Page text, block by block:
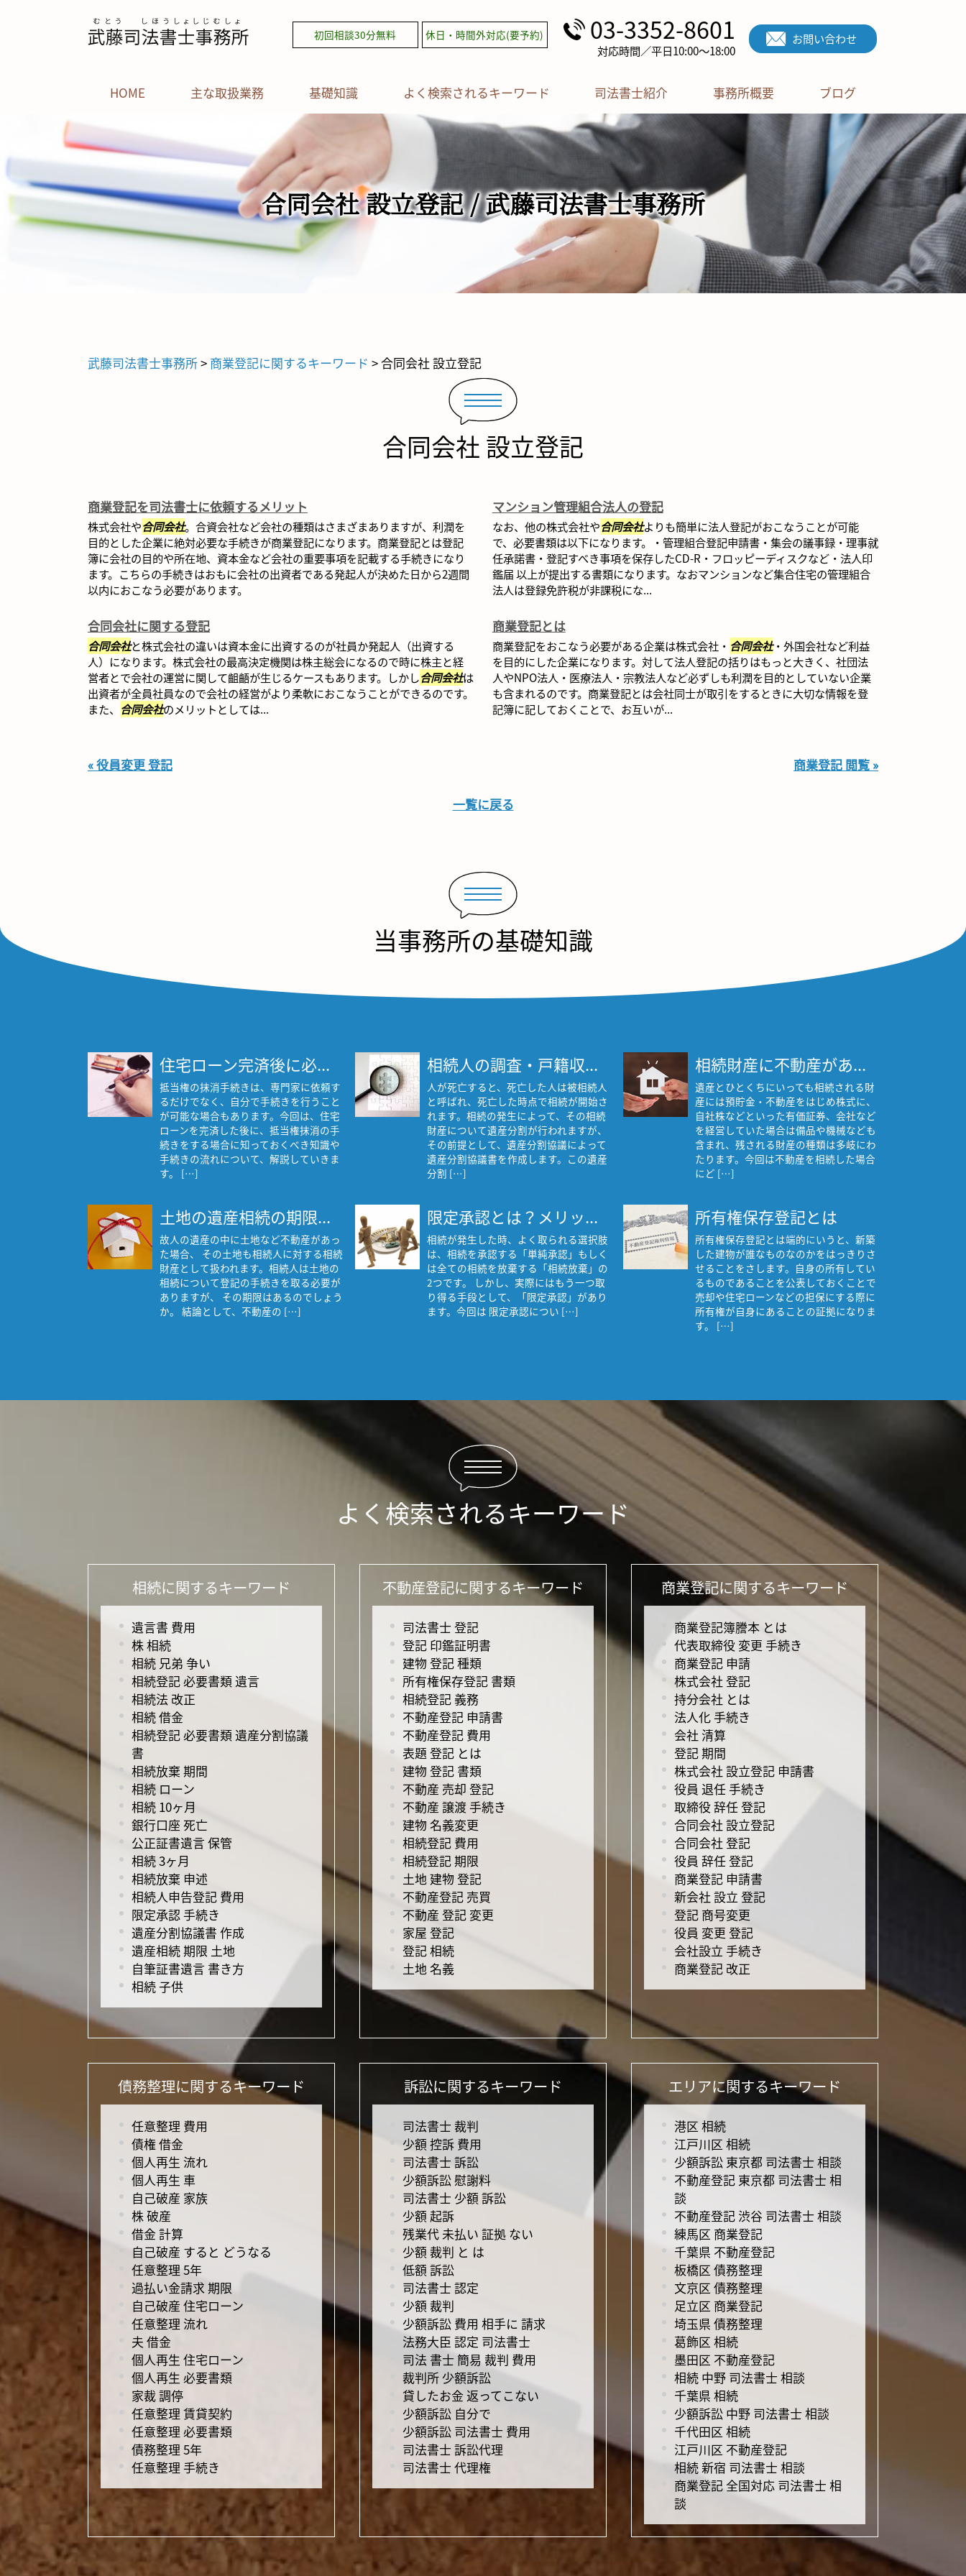
合同会社 設立登記 / 武藤司法書士事務所
初回相談30分無料 休日・時間外対応(要予約) 03-3352-8601
対応時間／平日10:00～18:00
お問い合わせ
HOME 主な取扱業務 基礎知識 よく検索されるキーワード 司法書士紹介 事務所概要 ブログ
武藤司法書士事務所> 商業登記に関するキーワード >合同会社 設立登記
合同会社 設立登記
商業登記を司法書士に依頼するメリット
株式会社や合同会社。合資会社など会社の種類はさまざまありますが、利潤を
目的とした企業に絶対必要な手続きが商業登記になります。商業登記とは登記
簿に会社の目的や所在地、資本金など会社の重要事項を記載する手続きになり
ます。こちらの手続きはおもに会社の出資者である発起人が決めた日から2週間
以内におこなう必要があります。
マンション管理組合法人の登記
なお、他の株式会社や合同会社よりも簡単に法人登記がおこなうことが可能
で、必要書類は以下になります。・管理組合登記申請書・集会の議事録・理事就
任承諾書・登記すべき事項を保存したCD-R・フロッピーディスクなど・法人印
鑑届 以上が提出する書類になります。なおマンションなど集合住宅の管理組合
法人は登録免許税が非課税にな...
合同会社に関する登記
合同会社と株式会社の違いは資本金に出資するのが社員か発起人（出資する
人）になります。株式会社の最高決定機関は株主総会になるので時に株主と経
営者とで会社の運営に関して齟齬が生じるケースもあります。しかし合同会社は
出資者が全員社員なので会社の経営がより柔軟におこなうことができるのです。
また、 合同会社のメリットとしては...
商業登記とは
商業登記をおこなう必要がある企業は株式会社・ 合同会社・外国会社など利益
を目的にした企業になります。対して法人登記の括りはもっと大きく、社団法
人やNPO法人・医療法人・宗教法人など必ずしも利潤を目的としていない企業
も含まれるのです。商業登記とは会社同士が取引をするときに大切な情報を登
記簿に記しておくことで、お互いが...
« 役員変更 登記 商業登記 閲覧 »
一覧に戻る
当事務所の基礎知識
住宅ローン完済後に必...
抵当権の抹消手続きは、専門家に依頼す
るだけでなく、自分で手続きを行うこと
が可能な場合もあります。今回は、住宅
ローンを完済した後に、抵当権抹消の手
続きをする場合に知っておくべき知識や
手続きの流れについて、解説していきま
す。 […]
相続人の調査・戸籍収...
人が死亡すると、死亡した人は被相続人
と呼ばれ、死亡した時点で相続が開始さ
れます。相続の発生によって、その相続
財産について遺産分割が行われますが、
その前提として、遺産分割協議によって
遺産分割協議書を作成します。この遺産
分割 […]
相続財産に不動産があ...
遺産とひとくちにいっても相続される財
産には預貯金・不動産をはじめ株式に、
自社株などといった有価証券、会社など
を経営していた場合は備品や機械なども
含まれ、残される財産の種類は多岐にわ
たります。今回は不動産を相続した場合
にど […]
土地の遺産相続の期限...
故人の遺産の中に土地など不動産があっ
た場合、 その土地も相続人に対する相続
財産として扱われます。相続人は土地の
相続について登記の手続きを取る必要が
ありますが、 その期限はあるのでしょう
か。 結論として、不動産の […]
限定承認とは？メリッ...
相続が発生した時、よく取られる選択肢
は、相続を承認する「単純承認」もしく
は全ての相続を放棄する「相続放棄」の
2つです。 しかし、実際にはもう一つ取
り得る手段として、「限定承認」があり
ます。今回は 限定承認につい […]
所有権保存登記とは
所有権保存登記とは端的にいうと、新築
した建物が誰なものなのかをはっきりさ
せることをさします。自身の所有してい
るものであることを公表しておくことで
売却や住宅ローンなどの担保にする際に
所有権が自身にあることの証拠になりま
す。 […]
よく検索されるキーワード
相続に関するキーワード
遺言書 費用
株 相続
相続 兄弟 争い
相続登記 必要書類 遺言
相続法 改正
相続 借金
相続登記 必要書類 遺産分割協議
書
相続放棄 期間
相続 ローン
相続 10ヶ月
銀行口座 死亡
公正証書遺言 保管
相続 3ヶ月
相続放棄 申述
相続人申告登記 費用
限定承認 手続き
遺産分割協議書 作成
遺産相続 期限 土地
自筆証書遺言 書き方
相続 子供
不動産登記に関するキーワード
司法書士 登記
登記 印鑑証明書
建物 登記 種類
所有権保存登記 書類
相続登記 義務
不動産登記 申請書
不動産登記 費用
表題 登記 とは
建物 登記 書類
不動産 売却 登記
不動産 譲渡 手続き
建物 名義変更
相続登記 費用
相続登記 期限
土地 建物 登記
不動産登記 売買
不動産 登記 変更
家屋 登記
登記 相続
土地 名義
商業登記に関するキーワード
商業登記簿謄本 とは
代表取締役 変更 手続き
商業登記 申請
株式会社 登記
持分会社 とは
法人化 手続き
会社 清算
登記 期間
株式会社 設立登記 申請書
役員 退任 手続き
取締役 辞任 登記
合同会社 設立登記
合同会社 登記
役員 辞任 登記
商業登記 申請書
新会社 設立 登記
登記 商号変更
役員 変更 登記
会社設立 手続き
商業登記 改正
債務整理に関するキーワード
任意整理 費用
債権 借金
個人再生 流れ
個人再生 車
自己破産 家族
株 破産
借金 計算
自己破産 すると どうなる
任意整理 5年
過払い金請求 期限
自己破産 住宅ローン
任意整理 流れ
夫 借金
個人再生 住宅ローン
個人再生 必要書類
家裁 調停
任意整理 賃貸契約
任意整理 必要書類
債務整理 5年
任意整理 手続き
訴訟に関するキーワード
司法書士 裁判
少額 控訴 費用
司法書士 訴訟
少額訴訟 慰謝料
司法書士 少額 訴訟
少額 起訴
残業代 未払い 証拠 ない
少額 裁判 と は
低額 訴訟
司法書士 認定
少額 裁判
少額訴訟 費用 相手に 請求
法務大臣 認定 司法書士
司法 書士 簡易 裁判 費用
裁判所 少額訴訟
貸したお金 返ってこない
少額訴訟 自分で
少額訴訟 司法書士 費用
司法書士 訴訟代理
司法書士 代理権
エリアに関するキーワード
港区 相続
江戸川区 相続
少額訴訟 東京都 司法書士 相談
不動産登記 東京都 司法書士 相
談
不動産登記 渋谷 司法書士 相談
練馬区 商業登記
千葉県 不動産登記
板橋区 債務整理
文京区 債務整理
足立区 商業登記
埼玉県 債務整理
葛飾区 相続
墨田区 不動産登記
相続 中野 司法書士 相談
千葉県 相続
少額訴訟 中野 司法書士 相談
千代田区 相続
江戸川区 不動産登記
相続 新宿 司法書士 相談
商業登記 全国対応 司法書士 相
談